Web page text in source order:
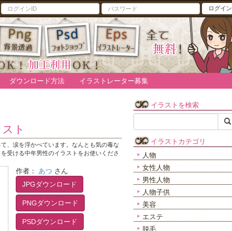
ログイン
ダウンロード方法 イラストレーター募集
ト
、涙を浮かべています。なんとも気の毒な
受ける中年男性のイラストをお使いくださ
作者： あつ さん
JPGダウンロード
PNGダウンロード
PSDダウンロード
イラストを検索
イラストカテゴリ
人物
女性人物
男性人物
人物子供
美容
エステ
脱毛